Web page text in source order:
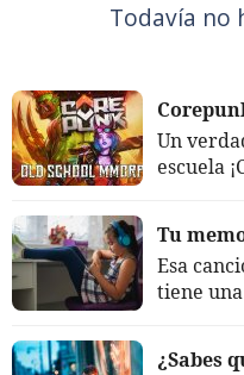
Todavía no
Un
escuela
Tu
Esa
tiene
¿Sabes